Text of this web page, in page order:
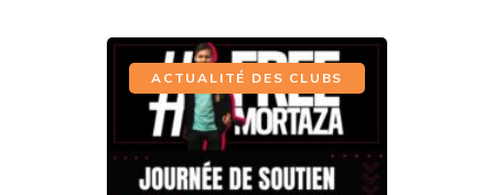
ACTUALITÉ DES CLUBS